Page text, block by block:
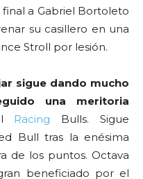
a Gabriel Bortoleto
su casillero en una
Stroll por lesión.
sigue dando mucho
una meritoria
Racing Bulls. Sigue
Bull tras la enésima
de los puntos. Octava
beneficiado por el